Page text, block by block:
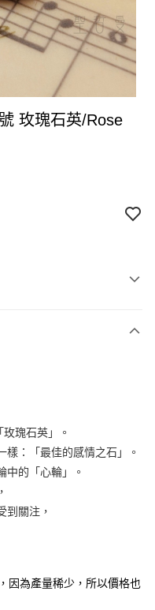
玫瑰石英/Rose
瑰石英」。
：「最佳的感情之石」。
中的「心輪」。
到關注，
因為產量稀少，所以價格也